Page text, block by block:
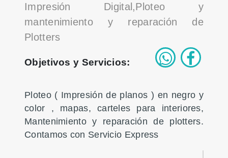
Impresión Digital,Ploteo y
mantenimiento y reparación de
Plotters
Objetivos y Servicios:
Ploteo ( Impresión de planos ) en negro y
color , mapas, carteles para interiores,
Mantenimiento y reparación de plotters.
Contamos con Servicio Express